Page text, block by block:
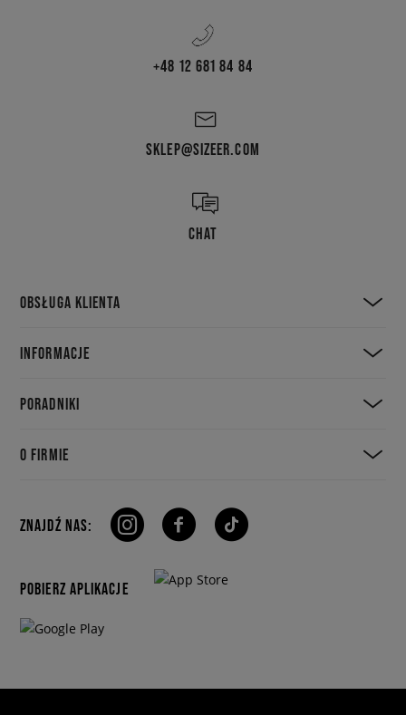
+48 12 681 84 84
SKLEP@SIZEER.COM
CHAT
OBSŁUGA KLIENTA
INFORMACJE
PORADNIKI
O FIRMIE
ZNAJDŹ NAS:
POBIERZ APLIKACJE